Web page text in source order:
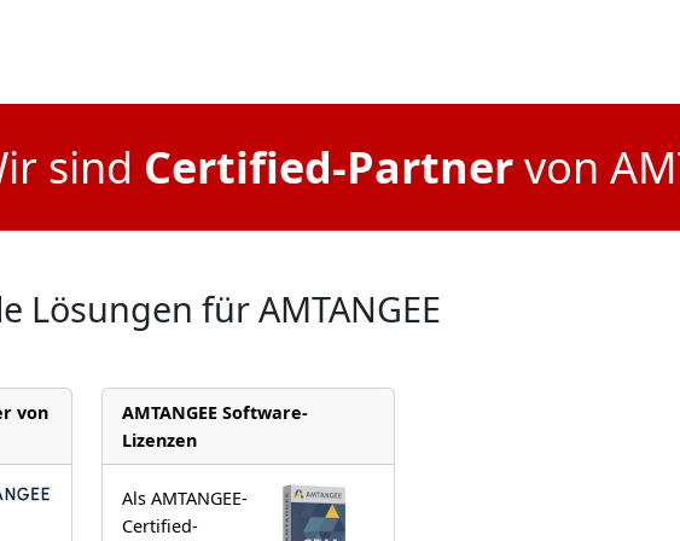
sind Certified-Partnervon
Lösungen für AMTANGEE
von
AMTANGEE Software-
Lizenzen
Als AMTANGEE-
Certified-